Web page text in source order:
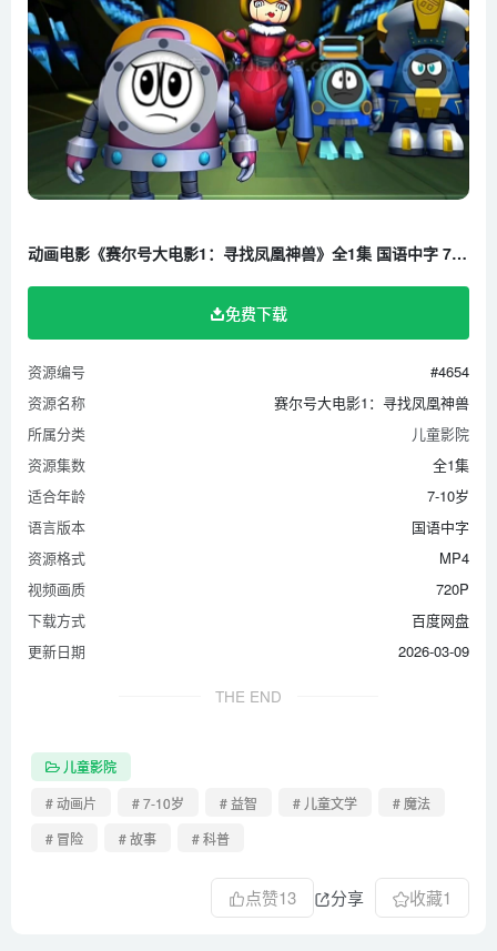
动画电影《赛尔号大电影1：寻找凤凰神兽》全1集 国语中字 720P/MP4/847M 百度云网盘下载
免费下载
资源编号
#4654
资源名称
赛尔号大电影1：寻找凤凰神兽
所属分类
儿童影院
资源集数
全1集
适合年龄
7-10岁
语言版本
国语中字
资源格式
MP4
视频画质
720P
下载方式
百度网盘
更新日期
2026-03-09
THE END
儿童影院
# 动画片
# 7-10岁 # 益智 # 儿童文学
# 魔法
# 冒险
# 故事 # 科普
点赞13 分享 收藏1